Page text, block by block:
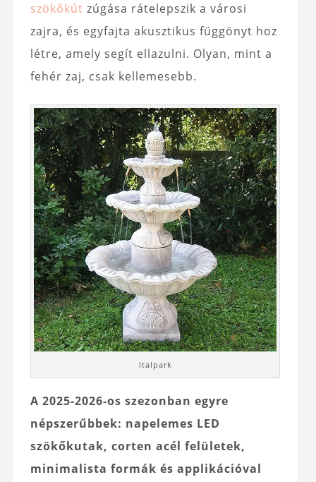
szökőkút zúgása rátelepszik a városi
zajra, és egyfajta akusztikus függönyt hoz
létre, amely segít ellazulni. Olyan, mint a
fehér zaj, csak kellemesebb.
Italpark
A 2025-2026-os szezonban egyre
népszerűbbek: napelemes LED
szökőkutak, corten acél felületek,
minimalista formák és applikációval